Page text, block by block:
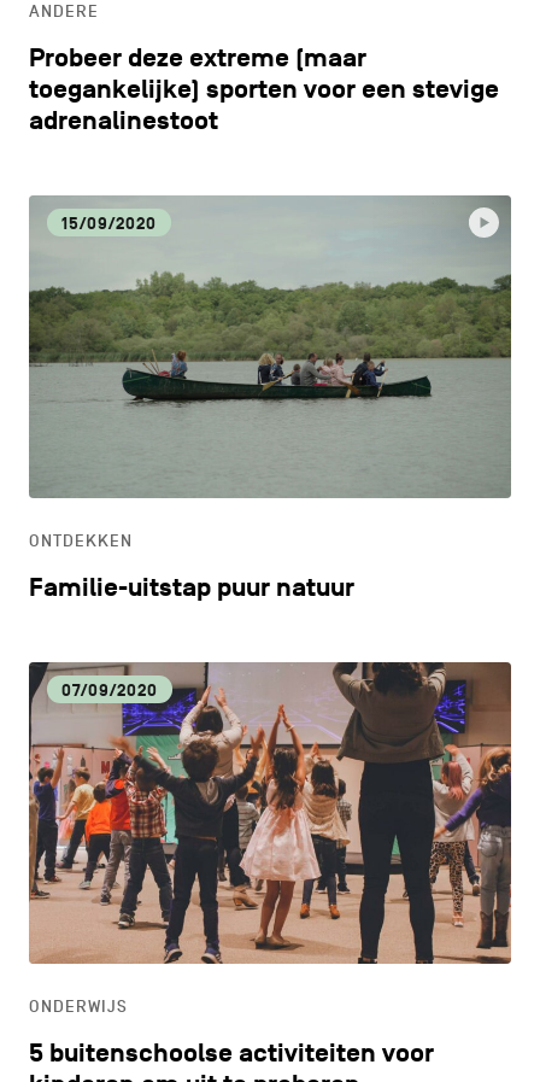
ANDERE
Probeer deze extreme (maar
toegankelijke) sporten voor een stevige
adrenalinestoot
15/09/2020
ONTDEKKEN
Familie-uitstap puur natuur
07/09/2020
ONDERWIJS
5 buitenschoolse activiteiten voor